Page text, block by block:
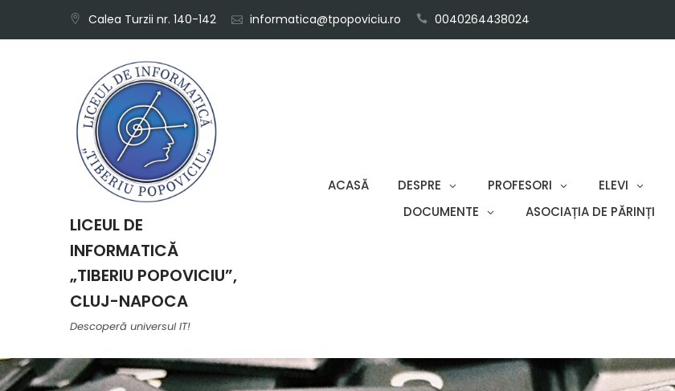
Calea Turzii nr. 140-142 informatica@tpopoviciu.ro 0040264438024
LICEUL DE
INFORMATICĂ
„TIBERIU POPOVICIU”,
CLUJ-NAPOCA
Descoperă universul IT!
ACASĂ DESPRE PROFESORI ELEVI
DOCUMENTE
ASOCIAȚIA DE PĂRINȚI